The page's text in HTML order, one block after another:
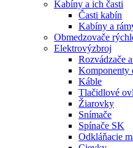
Kabíny a ich časti
Časti kabín
Kabíny a
Obmedzovače
Elektrovýzbroj
Rozvádzače
Komponenty
Káble
Tlačidlové
Žiarovky
Snímače
Spínače SK
Odkláňacie